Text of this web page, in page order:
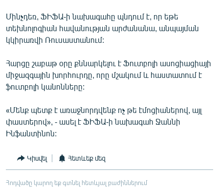
Մինչդեռ, ՖԻՖԱ-ի նախագահը պնդում է, որ եթե
տեխնոլոգիան հավանության արժանանա, անպայման
կկիրառվի Ռուսաստանում:
Հարցը շաբաթ օրը քննարկելու է Ֆուտբոլի ասոցիացիայի
միջազգային խորհուրդը, որը մշակում և հաստատում է
ֆուտբոլի կանոնները:
«Մենք պետք է առաջնորդվենք ոչ թե էմոցիաներով, այլ
փաստերով», - ասել է ՖԻՖԱ-ի նախագահ Ջաննի
Ինֆանտինոն:
Կիսվել Հետևեք մեզ
Հոդվածը կարող եք գտնել հետևյալ բաժիններում